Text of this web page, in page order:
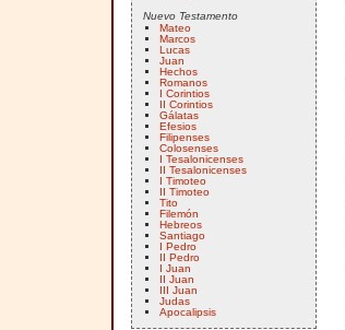
Nuevo Testamento
Mateo
Marcos
Lucas
Juan
Hechos
Romanos
I Corintios
II Corintios
Gálatas
Efesios
Filipenses
Colosenses
I Tesalonicenses
II Tesalonicenses
I Timoteo
II Timoteo
Tito
Filemón
Hebreos
Santiago
I Pedro
II Pedro
I Juan
II Juan
III Juan
Judas
Apocalipsis